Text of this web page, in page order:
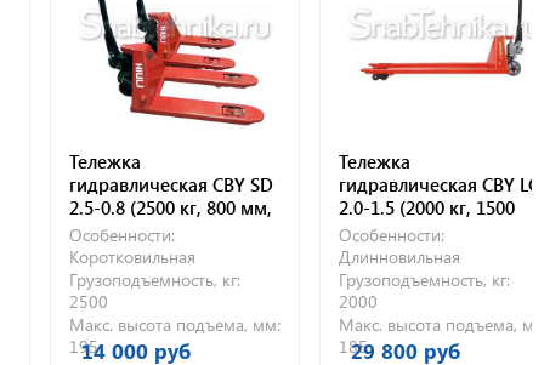
Тележка
гидравлическая CBY SD
2.5-0.8 (2500 кг, 800 мм,
полиуретановые
колеса)
Особенности:
Коротковильная
Грузоподъемность, кг:
2500
Макс. высота подъема, мм:
195
14 000 руб
Тележка
гидравлическая CBY LC
2.0-1.5 (2000 кг, 1500
мм, полиуретановые
колеса)
Особенности:
Длинновильная
Грузоподъемность, кг:
2000
Макс. высота подъема, мм:
185
29 800 руб